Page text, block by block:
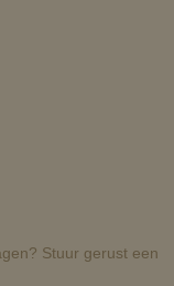
Stuur gerust een